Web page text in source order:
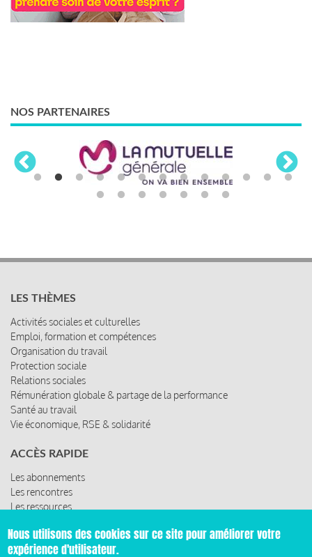
NOS PARTENAIRES
LES THÈMES
Activités sociales et culturelles
Emploi, formation et compétences
Organisation du travail
Protection sociale
Relations sociales
Rémunération globale & partage de la performance
Santé au travail
Vie économique, RSE & solidarité
ACCÈS RAPIDE
Les abonnements
Les rencontres
Les ressources
Nous utilisons des cookies sur ce site pour améliorer votre
expérience d'utilisateur.